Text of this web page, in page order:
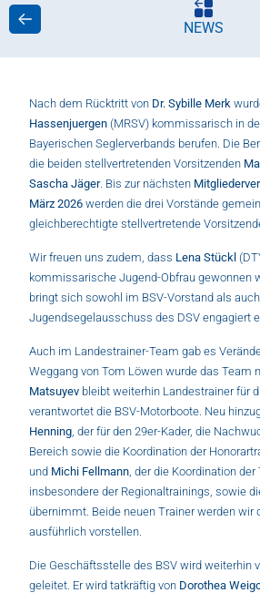
NEWS
Nach dem Rücktritt von Dr. Sybille Merk
Hassenjuergen (MRSV) kommissarisch in
Bayerischen Seglerverbands berufen. Die
die beiden stellvertretenden Vorsitzenden
Sascha Jäger. Bis zur nächsten
März 2026 werden die drei Vorstände
gleichberechtigte stellvertretende
Wir freuen uns zudem, dass Lena Stückl
kommissarische Jugend-Obfrau gewonnen
bringt sich sowohl im BSV-Vorstand als
Jugendsegelausschuss des DSV engagiert
Auch im Landestrainer-Team gab es
Weggang von Tom Löwen wurde das Team
Matsuyev bleibt weiterhin Landestrainer für
verantwortet die BSV-Motorboote. Neu
Henning, der für den 29er-Kader, die
Bereich sowie die Koordination der
und Michi Fellmann, der die Koordination der
insbesondere der Regionaltrainings, sowie
übernimmt. Beide neuen Trainer werden wir
ausführlich vorstellen.
Die Geschäftsstelle des BSV wird weiterhin
geleitet. Er wird tatkräftig von Dorothea